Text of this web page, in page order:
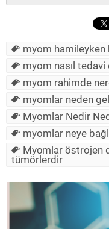
myom hamileyken
myom nasıl tedavi
myom rahimde
myomlar neden
Myomlar Nedir
myomlar neye
Myоmlar öѕtrojen
tümörlеrdir